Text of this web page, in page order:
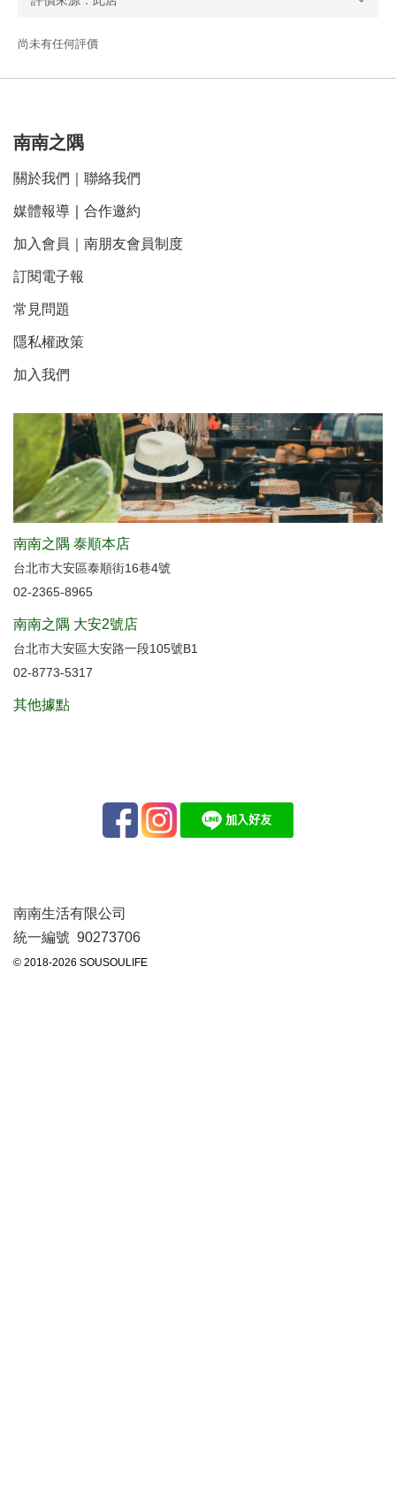
尚未有任何評價
南南之隅
關於我們 聯絡我們
媒體報導 合作邀約
加入會員｜南朋友會員制度
訂閱電子報
常見問題
隱私權政策
加入我們
南南之隅 泰順本店
台北市大安區泰順街16巷4號
02-2365-8965
南南之隅 大安2號店
台北市大安區大安路一段105號B1
02-8773-5317
其他據點
南南生活有限公司
統一編號 90273706
© 2018-2026 SOUSOULIFE